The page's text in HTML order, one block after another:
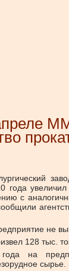
года увеличил
с
не
128 тыс.
на
сырье.